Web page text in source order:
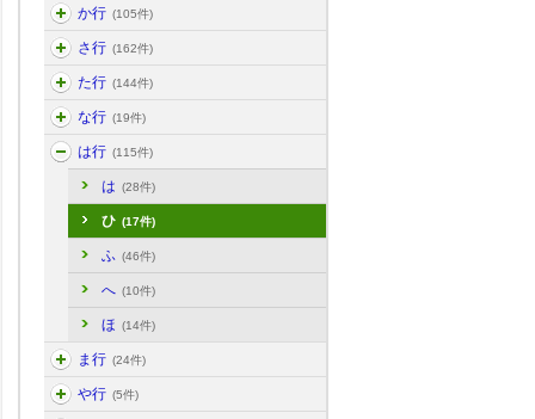
か行 (105件)
さ行 (162件)
た行 (144件)
な行 (19件)
は行 (115件)
は (28件)
ひ (17件)
ふ (46件)
へ (10件)
ほ (14件)
ま行 (24件)
や行 (5件)